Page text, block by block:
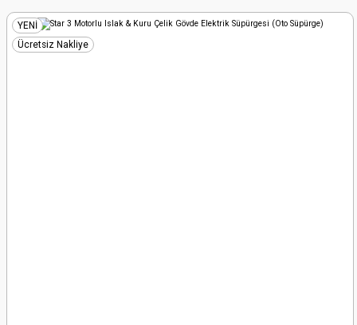
Ürün bilgilerinde hatalar bulunuyor.
Ürün fiyatı diğer sitelerden daha pahalı.
YENİ
Ücretsiz Nakliye